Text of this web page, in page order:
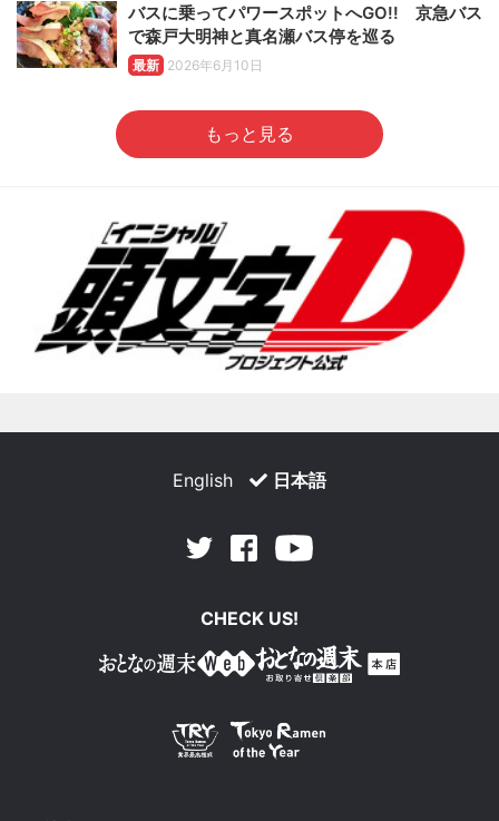
バスに乗ってパワースポットへGO!! 京急バス
で森戸大明神と真名瀬バス停を巡る
最新 2026年6月10日
もっと見る
English 日本語
Twitter Facebook
CHECK US!